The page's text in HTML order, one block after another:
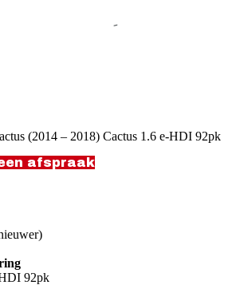
(2014 – 2018) Cactus 1.6 e-HDI 92pk
afspraak
92pk